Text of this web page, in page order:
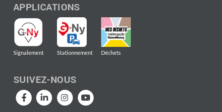
APPLICATIONS
Signalement Stationnement Déchets
SUIVEZ-NOUS